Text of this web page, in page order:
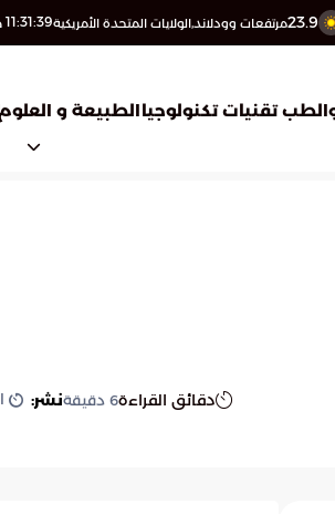
23.9مرتفعات وودلاند,الولايات المتحدة الأمريكية11:31:40
تقنيات تكنولوجياالطبيعة و
دقائق القراءة6 دقيقةنشر: